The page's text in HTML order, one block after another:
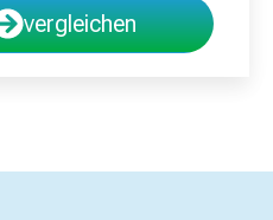
vergleichen